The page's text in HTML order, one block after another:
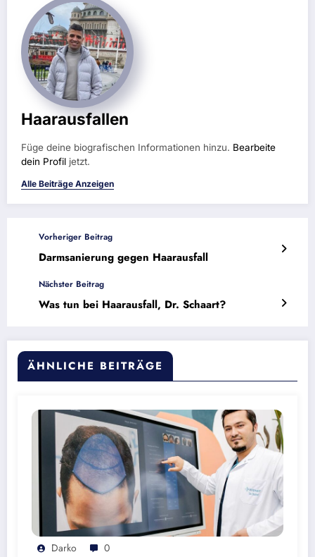
Haarausfallen
Füge deine biografischen Informationen hinzu. Bearbeite
dein Profil jetzt.
Alle Beiträge Anzeigen
Vorheriger Beitrag
Darmsanierung gegen Haarausfall
Nächster Beitrag
Was tun bei Haarausfall, Dr. Schaart?
ÄHNLICHE BEITRÄGE
Darko 0